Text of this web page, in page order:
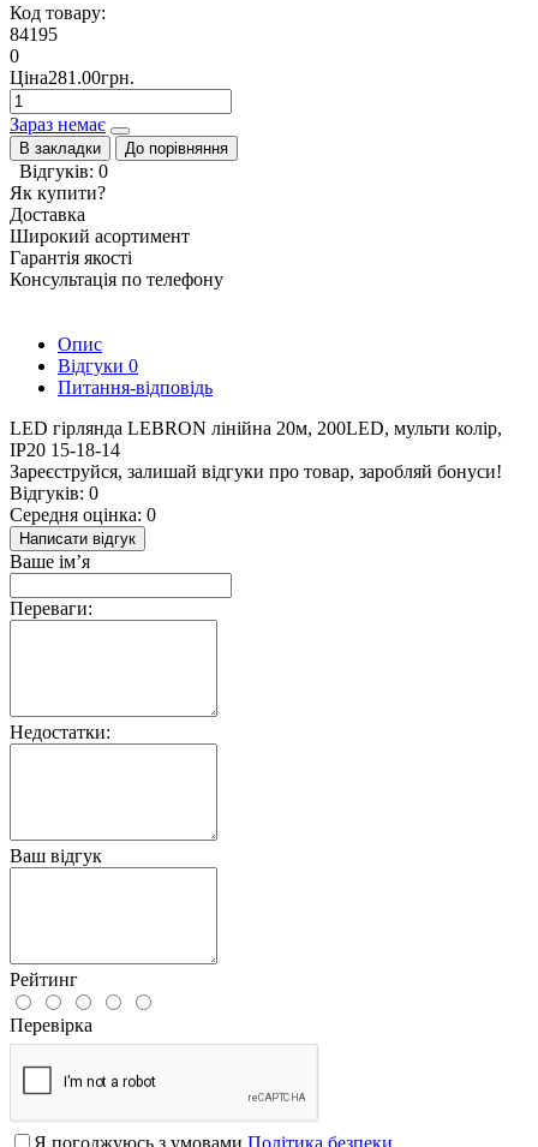
Код товару:
84195
0
Ціна281.00грн.
Зараз немає
В закладки До порівняння
Відгуків: 0
Як купити?
Доставка
Широкий асортимент
Гарантія якості
Консультація по телефону
Опис
Відгуки 0
Питання-відповідь
LED гірлянда LEBRON лінійна 20м, 200LED, мульти колір,
IP20 15-18-14
Зареєструйся, залишай відгуки про товар, заробляй бонуси!
Відгуків: 0
Середня оцінка: 0
Написати відгук
Ваше ім’я
Переваги:
Недостатки:
Ваш відгук
Рейтинг
Перевірка
Я погоджуюсь з умовами Політика безпеки